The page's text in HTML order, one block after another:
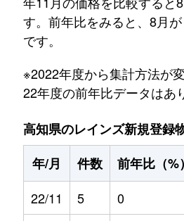
す。前年比をみると、8月
です。
※2022年度から集計方法が
22年度の前年比データはあ
高知県のレインズ新規登録
年/月
件数 前年比（%）
22/11
5 0